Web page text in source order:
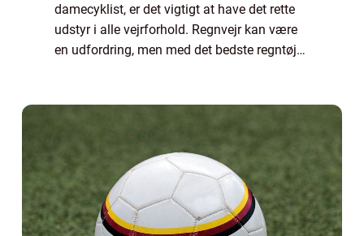
damecyklist, er det vigtigt at have det rette
udstyr i alle vejrforhold. Regnvejr kan være
en udfordring, men med det bedste regntøj